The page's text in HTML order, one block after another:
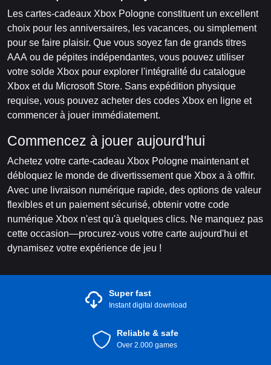
Les cartes-cadeaux Xbox Pologne constituent un excellent
choix pour les anniversaires, les vacances, ou simplement
pour se faire plaisir. Que vous soyez fan de grands titres
AAA ou de pépites indépendantes, vous pouvez utiliser
votre solde Xbox pour explorer l'intégralité du catalogue
Xbox et du Microsoft Store. Sans expédition physique
requise, vous pouvez acheter des codes Xbox en ligne et
commencer à jouer immédiatement.
Commencez à jouer aujourd'hui
Achetez votre carte-cadeau Xbox Pologne maintenant et
débloquez le monde de divertissement que Xbox a à offrir.
Avec une livraison numérique rapide, des options de valeur
flexibles et un paiement sécurisé, obtenir votre code
numérique Xbox n'est qu'à quelques clics. Ne manquez pas
cette occasion—procurez-vous votre carte aujourd'hui et
dynamisez votre expérience de jeu !
Super fast
Instant digital download
Reliable & safe
Over 2.000 games